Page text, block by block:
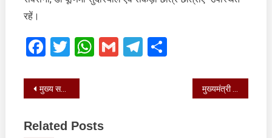
रहें।
Facebook
Twitter
WhatsApp
GmailTelegram
Share
Post
मुख्य सचिव डॉ. एस.एस.संधु ने शुक्रवार को सचिवालय में वित्तीय वर्ष 2023-24 के लिए पूंजीगत निवेश के लिए राज्यों को विशेष सहायता योजना की प्रगति की समीक्षा की
Related Posts